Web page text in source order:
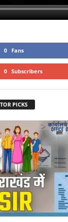
0 Fans
0 Subscribers
PICKS